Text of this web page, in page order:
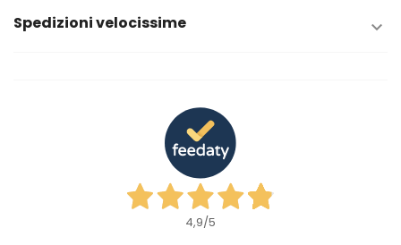
Spedizioni velocissime 
4,9/5